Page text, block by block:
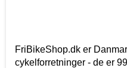
FriBikeShop.dk er
cykelforretninger - de er